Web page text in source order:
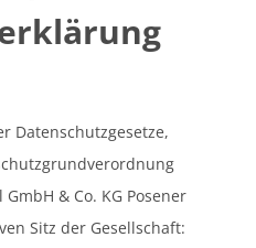
Datenschutzgesetze,
& Co. KG Posener
Sitz der Gesellschaft: